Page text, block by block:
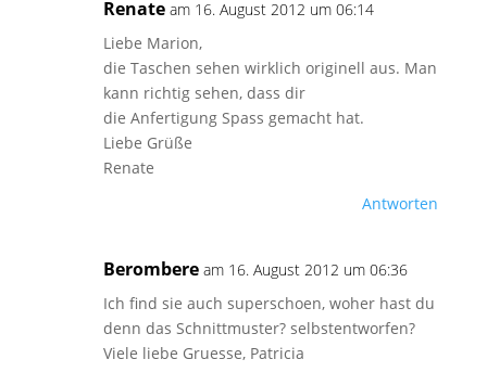
Renate am 16. August 2012 um 06:14
Liebe Marion,
die Taschen sehen wirklich originell aus. Man
kann richtig sehen, dass dir
die Anfertigung Spass gemacht hat.
Liebe Grüße
Renate
Antworten
Berombere am 16. August 2012 um 06:36
Ich find sie auch superschoen, woher hast du
denn das Schnittmuster? selbstentworfen?
Viele liebe Gruesse, Patricia